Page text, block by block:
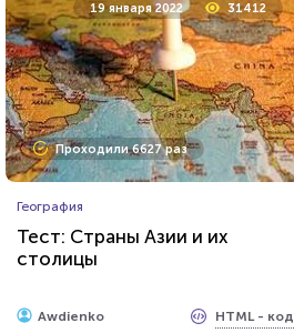
Проходили 11329 раз
Тест: Энергетический вампир
ли Вы?
19 января 2022 31412
Проходили 6627 раз
География
Тест: Страны Азии и их
столицы
Awdienko HTML - код